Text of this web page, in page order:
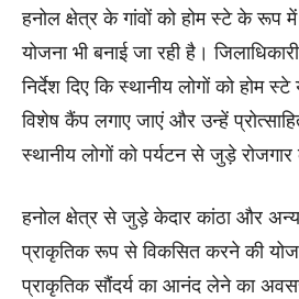
हनोल क्षेत्र के गांवों को होम स्टे के रूप
योजना भी बनाई जा रही है।
निर्देश दिए कि स्थानीय लोगों को होम
विशेष कैंप लगाए जाएं और उन्हें
स्थानीय लोगों को पर्यटन से जुड़े
हनोल क्षेत्र से जुड़े केदार कांठा और अन्य
प्राकृतिक रूप से विकसित करने की
प्राकृतिक सौंदर्य का आनंद लेने का